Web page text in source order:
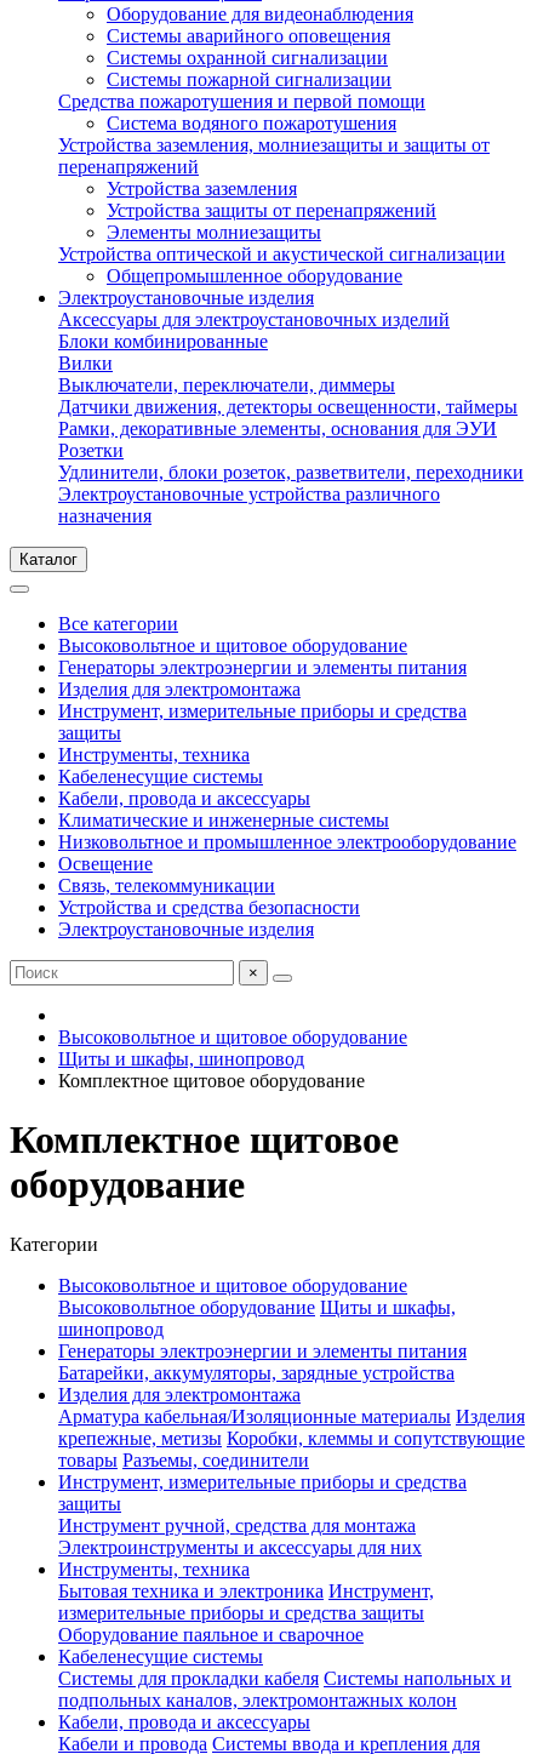
Оборудование для видеонаблюдения
Системы аварийного оповещения
Системы охранной сигнализации
Системы пожарной сигнализации
Средства пожаротушения и первой помощи
Система водяного пожаротушения
Устройства заземления, молниезащиты и защиты от
перенапряжений
Устройства заземления
Устройства защиты от перенапряжений
Элементы молниезащиты
Устройства оптической и акустической сигнализации
Общепромышленное оборудование
Электроустановочные изделия
Аксессуары для электроустановочных изделий
Блоки комбинированные
Вилки
Выключатели, переключатели, диммеры
Датчики движения, детекторы освещенности, таймеры
Рамки, декоративные элементы, основания для ЭУИ
Розетки
Удлинители, блоки розеток, разветвители, переходники
Электроустановочные устройства различного
назначения
Каталог
Все категории
Высоковольтное и щитовое оборудование
Генераторы электроэнергии и элементы питания
Изделия для электромонтажа
Инструмент, измерительные приборы и средства
защиты
Инструменты, техника
Кабеленесущие системы
Кабели, провода и аксессуары
Климатические и инженерные системы
Низковольтное и промышленное электрооборудование
Освещение
Связь, телекоммуникации
Устройства и средства безопасности
Электроустановочные изделия
×
Высоковольтное и щитовое оборудование
Щиты и шкафы, шинопровод
Комплектное щитовое оборудование
Комплектное щитовое
оборудование
Категории
Высоковольтное и щитовое оборудование
Высоковольтное оборудование Щиты и шкафы,
шинопровод
Генераторы электроэнергии и элементы питания
Батарейки, аккумуляторы, зарядные устройства
Изделия для электромонтажа
Арматура кабельная/Изоляционные материалы Изделия
крепежные, метизы Коробки, клеммы и сопутствующие
товары Разъемы, соединители
Инструмент, измерительные приборы и средства
защиты
Инструмент ручной, средства для монтажа
Электроинструменты и аксессуары для них
Инструменты, техника
Бытовая техника и электроника Инструмент,
измерительные приборы и средства защиты
Оборудование паяльное и сварочное
Кабеленесущие системы
Системы для прокладки кабеля Системы напольных и
подпольных каналов, электромонтажных колон
Кабели, провода и аксессуары
Кабели и провода Системы ввода и крепления для